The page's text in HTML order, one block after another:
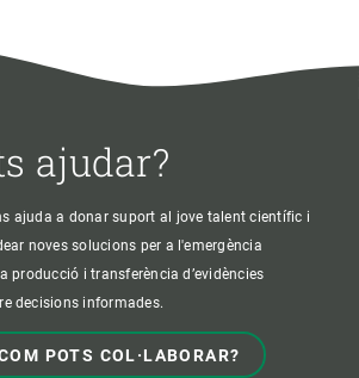
ajudar?
ajuda a donar suport al jove talent científic i
noves solucions per a l'emergència
producció i transferència d’evidències
decisions informades.
POTS COL·LABORAR?